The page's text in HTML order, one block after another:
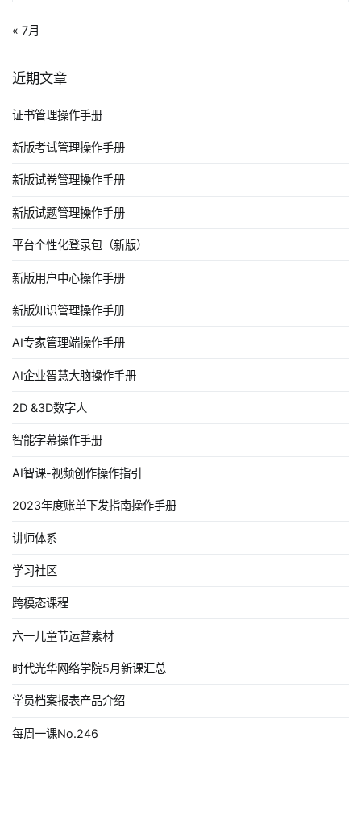
« 7月
近期文章
证书管理操作手册
新版考试管理操作手册
新版试卷管理操作手册
新版试题管理操作手册
平台个性化登录包（新版）
新版用户中心操作手册
新版知识管理操作手册
AI专家管理端操作手册
AI企业智慧大脑操作手册
2D &3D数字人
智能字幕操作手册
AI智课-视频创作操作指引
2023年度账单下发指南操作手册
讲师体系
学习社区
跨模态课程
六一儿童节运营素材
时代光华网络学院5月新课汇总
学员档案报表产品介绍
每周一课No.246